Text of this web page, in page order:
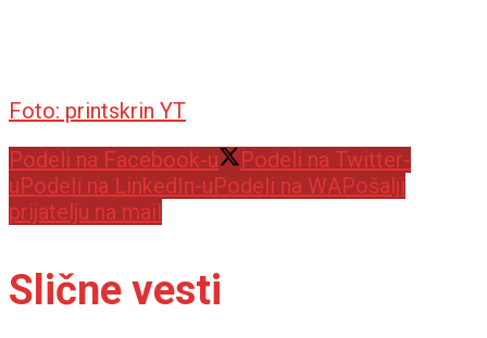
Foto: printskrin YT
Podeli na Facebook-u
Podeli na Twitter-
uPodeli na LinkedIn-uPodeli na WAPošalji
prijatelju na mail
Slične vesti